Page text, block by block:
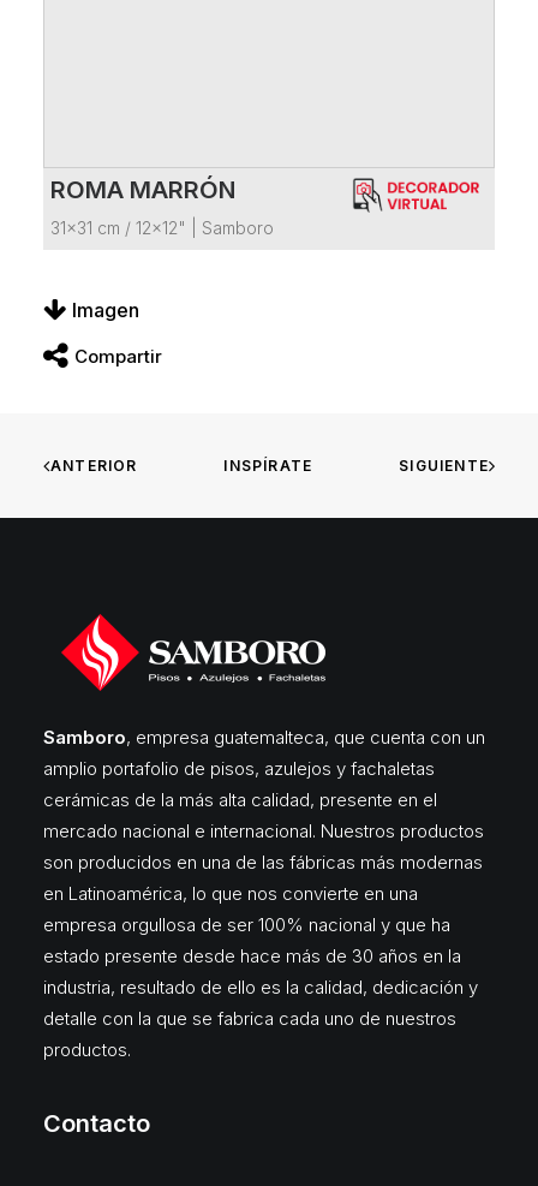
VER FICHA DEL PRODUCTO
ROMA MARRÓN
31x31 cm / 12x12" Samboro
Imagen
Compartir
ANTERIOR INSPÍRATE SIGUIENTE
Samboro, empresa guatemalteca, que cuenta con un
amplio portafolio de pisos, azulejos y fachaletas
cerámicas de la más alta calidad, presente en el
mercado nacional e internacional. Nuestros productos
son producidos en una de las fábricas más modernas
en Latinoamérica, lo que nos convierte en una
empresa orgullosa de ser 100% nacional y que ha
estado presente desde hace más de 30 años en la
industria, resultado de ello es la calidad, dedicación y
detalle con la que se fabrica cada uno de nuestros
productos.
Contacto